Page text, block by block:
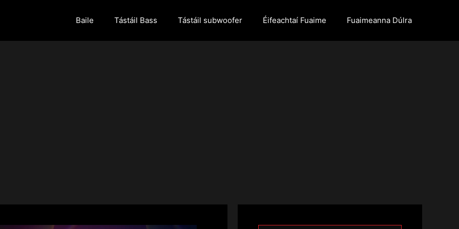
Baile Tástáil Bass Tástáil subwoofer Éifeachtaí Fuaime Fuaimeanna Dúlra